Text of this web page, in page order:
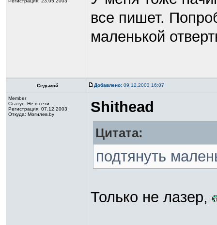
все пишет.
маленькой
Седьмой Добавлено: 09.12.2003 16:07
Member
Статус: Не в сети
Регистрация: 07.12.2003
Откуда: Могилев.by
Shithead
Цитата:
подтянуть
Только не лазер,